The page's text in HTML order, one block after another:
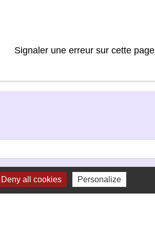
Signaler une erreur sur cette page
Deny all cookies Personalize